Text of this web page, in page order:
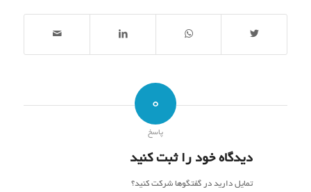
0
پاسخ
دیدگاه خود را ثبت کنید
تمایل دارید در گفتگوها شرکت کنید؟